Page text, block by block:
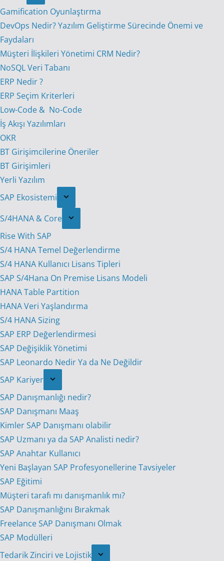
Gamification Oyunlaştırma
DevOps Nedir? Yazılım Geliştirme Sürecinde Önemi ve
Faydaları
Müşteri İlişkileri Yönetimi CRM Nedir?
NoSQL Veri Tabanı
ERP Nedir ?
ERP Seçim Kriterleri
Low-Code & No-Code
İş Akışı Yazılımları
OKR
BT Girişimcilerine Öneriler
BT Girişimleri
Yerli Yazılım
SAP Ekosistemi
S/4HANA & Core
Rise With SAP
S/4 HANA Temel Değerlendirme
S/4 HANA Kullanıcı Lisans Tipleri
SAP S/4Hana On Premise Lisans Modeli
HANA Table Partition
HANA Veri Yaşlandırma
S/4 HANA Sizing
SAP ERP Değerlendirmesi
SAP Değişiklik Yönetimi
SAP Leonardo Nedir Ya da Ne Değildir
SAP Kariyer
SAP Danışmanlığı nedir?
SAP Danışmanı Maaş
Kimler SAP Danışmanı olabilir
SAP Uzmanı ya da SAP Analisti nedir?
SAP Anahtar Kullanıcı
Yeni Başlayan SAP Profesyonellerine Tavsiyeler
SAP Eğitimi
Müşteri tarafı mı danışmanlık mı?
SAP Danışmanlığını Bırakmak
Freelance SAP Danışmanı Olmak
SAP Modülleri
Tedarik Zinciri ve Lojistik